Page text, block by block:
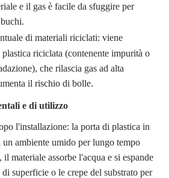
e il gas è facile da sfuggire per
di materiali riciclati: viene
riciclata (contenente impurità o
che rilascia gas ad alta
il rischio di bolle.
e di utilizzo
l'installazione: la porta di plastica in
ambiente umido per lungo tempo
materiale assorbe l'acqua e si espande
superficie o le crepe del substrato per